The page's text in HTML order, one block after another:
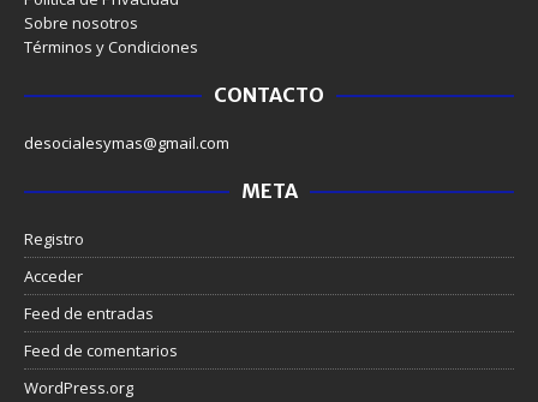
Sobre nosotros
Términos y Condiciones
CONTACTO
desocialesymas@gmail.com
META
Registro
Acceder
Feed de entradas
Feed de comentarios
WordPress.org